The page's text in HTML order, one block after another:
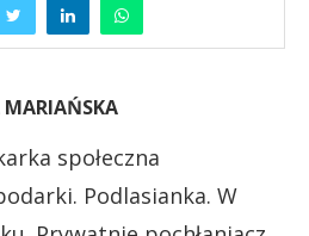
społeczna
Podlasianka. W